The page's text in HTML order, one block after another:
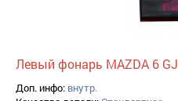
Левый фонарь MAZDA 6 GJ
Доп. инфо: внутр.